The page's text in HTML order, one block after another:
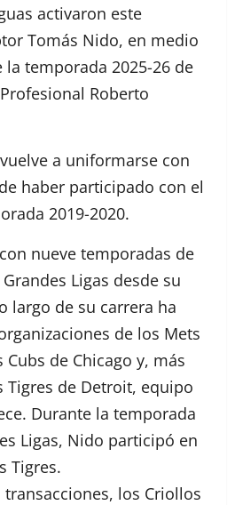
activaron este
Tomás Nido, en medio
temporada 2025-26 de
Roberto
a uniformarse con
haber participado con el
2019-2020.
nueve temporadas de
Ligas desde su
largo de su carrera ha
de los Mets
Cubs de Chicago y, más
Tigres de Detroit, equipo
Durante la temporada
Ligas, Nido participó en
Tigres.
los Criollos